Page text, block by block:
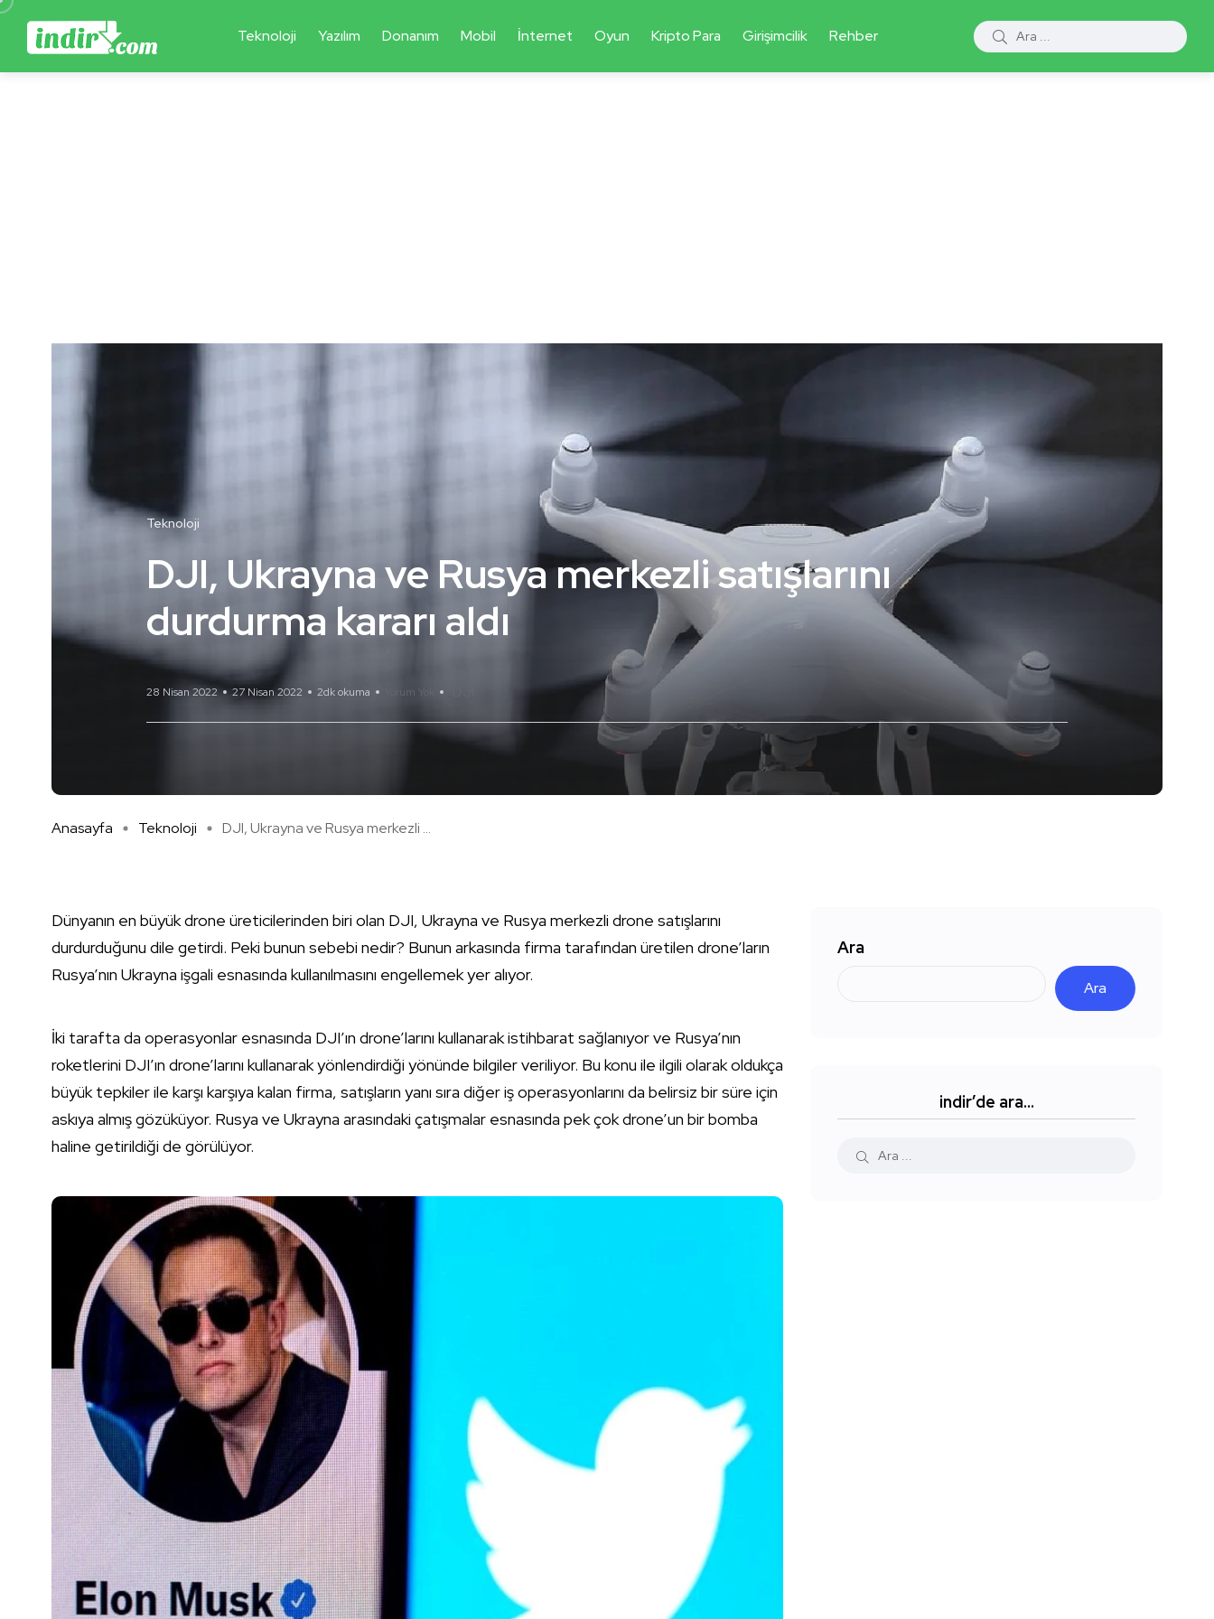
Teknoloji Yazılım Donanım Mobil İnternet Oyun Kripto Para Girişimcilik Rehber
Teknoloji
DJI, Ukrayna ve Rusya merkezli satışlarını
durdurma kararı aldı
28 Nisan 2022 27 Nisan 2022 2dk okuma Yorum Yok
Anasayfa Teknoloji DJI, Ukrayna ve Rusya merkezli ...
Dünyanın en büyük drone üreticilerinden biri olan DJI, Ukrayna ve Rusya merkezli drone satışlarını
durdurduğunu dile getirdi. Peki bunun sebebi nedir? Bunun arkasında firma tarafından üretilen drone’ların
Rusya’nın Ukrayna işgali esnasında kullanılmasını engellemek yer alıyor.
İki tarafta da operasyonlar esnasında DJI’ın drone’larını kullanarak istihbarat sağlanıyor ve Rusya’nın
roketlerini DJI’ın drone’larını kullanarak yönlendirdiği yönünde bilgiler veriliyor. Bu konu ile ilgili olarak oldukça
büyük tepkiler ile karşı karşıya kalan firma, satışların yanı sıra diğer iş operasyonlarını da belirsiz bir süre için
askıya almış gözüküyor. Rusya ve Ukrayna arasındaki çatışmalar esnasında pek çok drone’un bir bomba
haline getirildiği de görülüyor.
Ara
Ara
indir’de ara…